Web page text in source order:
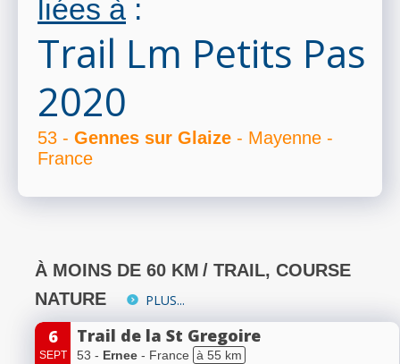
liées à :
Trail Lm Petits Pas
2020
53 - Gennes sur Glaize - Mayenne -
France
À MOINS DE 60 KM / TRAIL, COURSE
NATURE
PLUS...
6
SEPT
Trail de la St Gregoire
53 - Ernee - France à 55 km